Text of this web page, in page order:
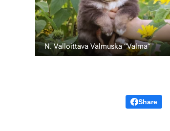
N. Valloittava Valmuska ”Valma” 💖
Share